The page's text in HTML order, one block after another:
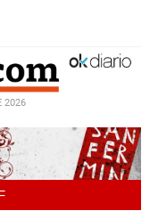
2026